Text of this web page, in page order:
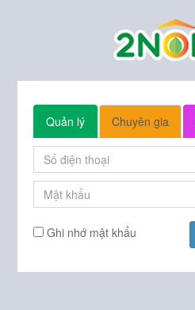
Quản lý Chuyên gia
Ghi nhớ mật khẩu